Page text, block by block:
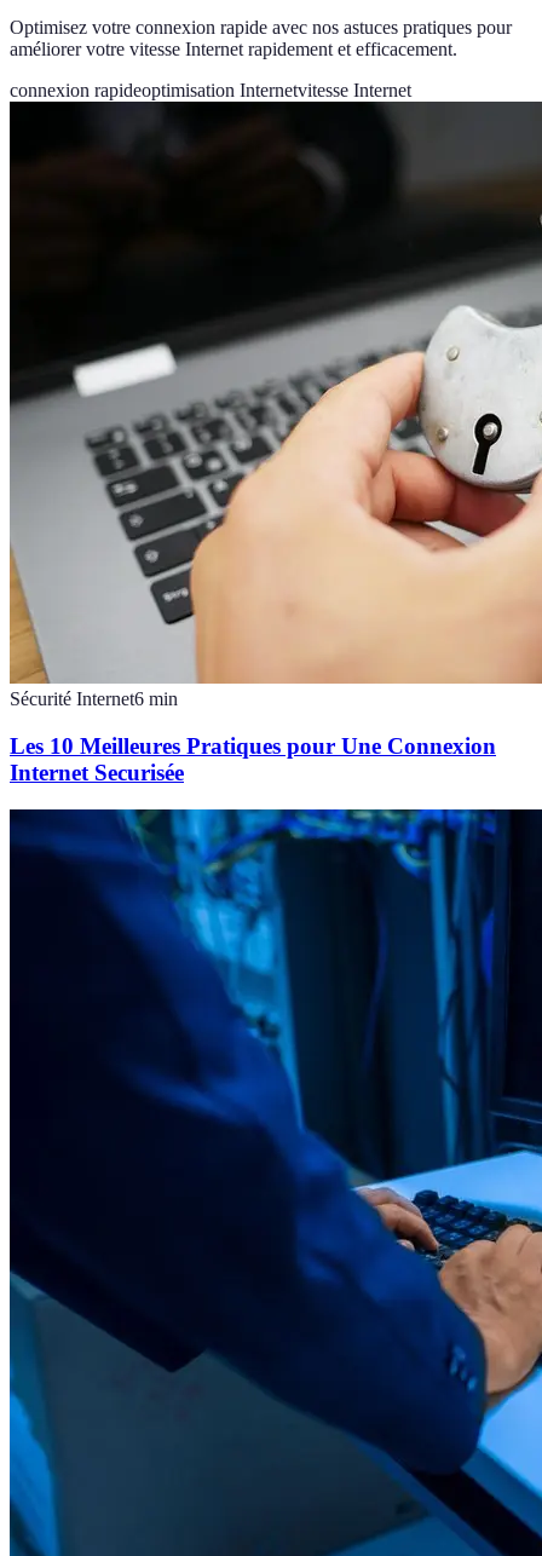
Optimisez votre connexion rapide avec nos astuces pratiques pour
améliorer votre vitesse Internet rapidement et efficacement.
connexion rapideoptimisation Internetvitesse Internet
Sécurité Internet6 min
Les 10 Meilleures Pratiques pour Une Connexion
Internet Securisée